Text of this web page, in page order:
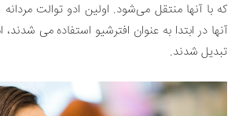
که با آنها منتقل می‌شود. اولین ادو توالت
آنها در ابتدا به عنوان افترشیو استفاده می شدند،
تبدیل شدند.